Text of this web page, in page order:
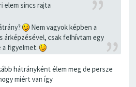
elem sincs rajta
Nem vagyok képben a
árképzésével, csak felhívtam egy
figyelmet.
hátrányként élem meg de persze
miért van így